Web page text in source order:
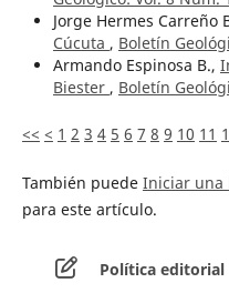
Jorge Hermes Carreño
Cúcuta , Boletín
Armando Espinosa B.,
Biester , Boletín
<< < 1 2 3 4 5 6 7 8 9 10 11
También puede Iniciar una
para este artículo.
Política editorial